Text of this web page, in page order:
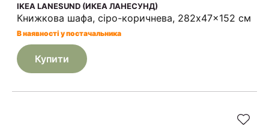
IKEA LANESUND (ИКЕА ЛАНЕСУНД)
Книжкова шафа, сіро-коричнева, 282x47x152 см
В наявності у постачальника
Купити